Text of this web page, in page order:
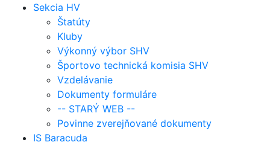
Sekcia HV
Štatúty
Kluby
Výkonný výbor SHV
Športovo technická komisia SHV
Vzdelávanie
Dokumenty formuláre
-- STARÝ WEB --
Povinne zverejňované dokumenty
IS Baracuda